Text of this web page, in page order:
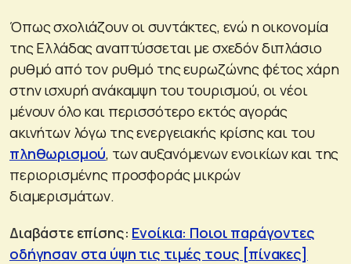
Όπως σχολιάζουν οι συντάκτες, ενώ η οικονομία
της Ελλάδας αναπτύσσεται με σχεδόν διπλάσιο
ρυθμό από τον ρυθμό της ευρωζώνης φέτος χάρη
στην ισχυρή ανάκαμψη του τουρισμού, οι νέοι
μένουν όλο και περισσότερο εκτός αγοράς
ακινήτων λόγω της ενεργειακής κρίσης και του
πληθωρισμού, των αυξανόμενων ενοικίων και της
περιορισμένης προσφοράς μικρών
διαμερισμάτων.
Διαβάστε επίσης: Ενοίκια: Ποιοι παράγοντες
οδήγησαν στα ύψη τις τιμές τους [πίνακες]